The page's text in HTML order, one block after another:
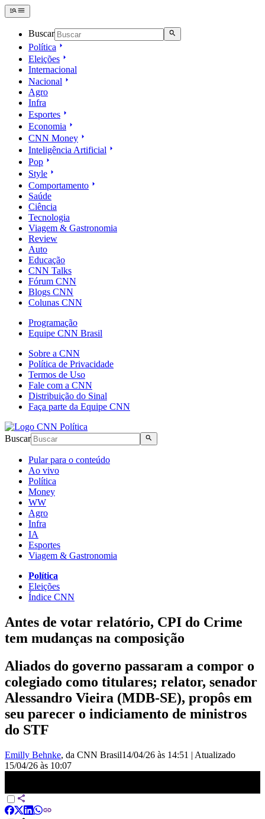
Buscar
Política
Eleições
Internacional
Nacional
Agro
Infra
Esportes
Economia
CNN Money
Inteligência Artificial
Pop
Style
Comportamento
Saúde
Ciência
Tecnologia
Viagem & Gastronomia
Review
Auto
Educação
CNN Talks
Fórum CNN
Blogs CNN
Colunas CNN
Programação
Equipe CNN Brasil
Sobre a CNN
Política de Privacidade
Termos de Uso
Fale com a CNN
Distribuição do Sinal
Faça parte da Equipe CNN
Buscar
Pular para o conteúdo
Ao vivo
Política
Money
WW
Agro
Infra
IA
Esportes
Viagem & Gastronomia
Política
Eleições
Índice CNN
Antes de votar relatório, CPI do Crime
tem mudanças na composição
Aliados do governo passaram a compor o
colegiado como titulares; relator, senador
Alessandro Vieira (MDB-SE), propôs em
seu parecer o indiciamento de ministros
do STF
Emilly Behnke, da CNN Brasil14/04/26 às 14:51 | Atualizado
15/04/26 às 10:07